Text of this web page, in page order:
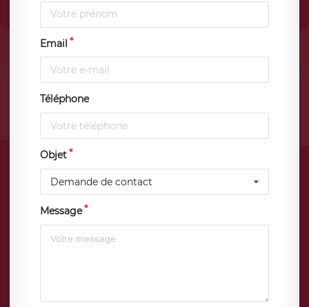
Email
Téléphone
Objet
Demande de contact
Message